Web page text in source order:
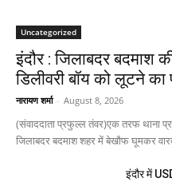
Uncategorized
इंदौर : जिलाबदर बदमाश
डिलीवरी बॉय को लूटने का
नारायण शर्मा - August 8, 2026
(संवाददाता प्रफुल्ल तंवर)एक तरफ थाना
जिलाबदर बदमाश शहर में बेखौफ घूमकर
इंदौर में